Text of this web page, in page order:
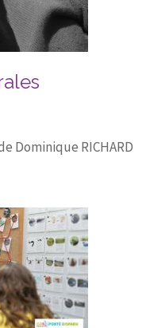
Dominique RICHARD